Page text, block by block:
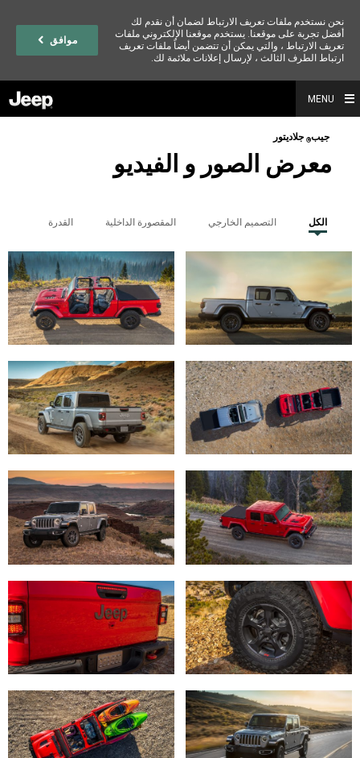
نحن نستخدم ملفات تعريف الارتباط لضمان أن نقدم لك
أفضل تجربة على موقعنا. يستخدم موقعنا الإلكتروني ملفات
تعريف الارتباط ، والتي يمكن أن تتضمن أيضاً ملفات تعريف
ارتباط الطرف الثالث ، لإرسال إعلانات ملائمة لك.
موافق
MENU
جيب® جلاديتور
معرض الصور و الفيديو
الكل التصميم الخارجي المقصورة الداخلية القدرة